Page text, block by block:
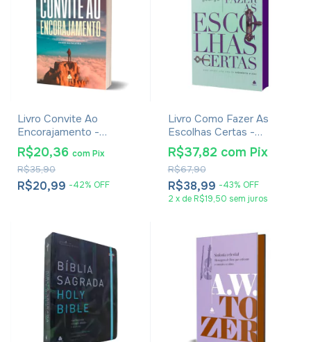
Livro Convite Ao
Encorajamento -
Hernandes Dias Lopes
R$20,99 -42% OFF
R$35,90
R$20,36 comPix
Livro Como Fazer As
Escolhas Certas -
Elizabeth George
R$38,99 -43% OFF
R$67,90
R$37,82 com Pix
2 x de R$19,50 sem juros